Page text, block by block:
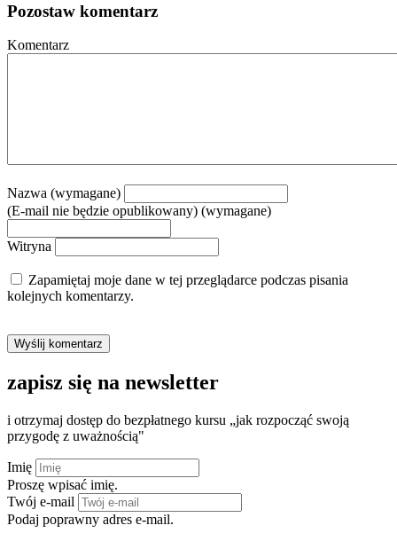
Pozostaw komentarz
Komentarz
Nazwa (wymagane)
(E-mail nie będzie opublikowany) (wymagane)
Witryna
Zapamiętaj moje dane w tej przeglądarce podczas pisania
kolejnych komentarzy.
zapisz się na newsletter
i otrzymaj dostęp do bezpłatnego kursu „jak rozpocząć swoją
przygodę z uważnością"
Imię
Proszę wpisać imię.
Twój e-mail
Podaj poprawny adres e-mail.